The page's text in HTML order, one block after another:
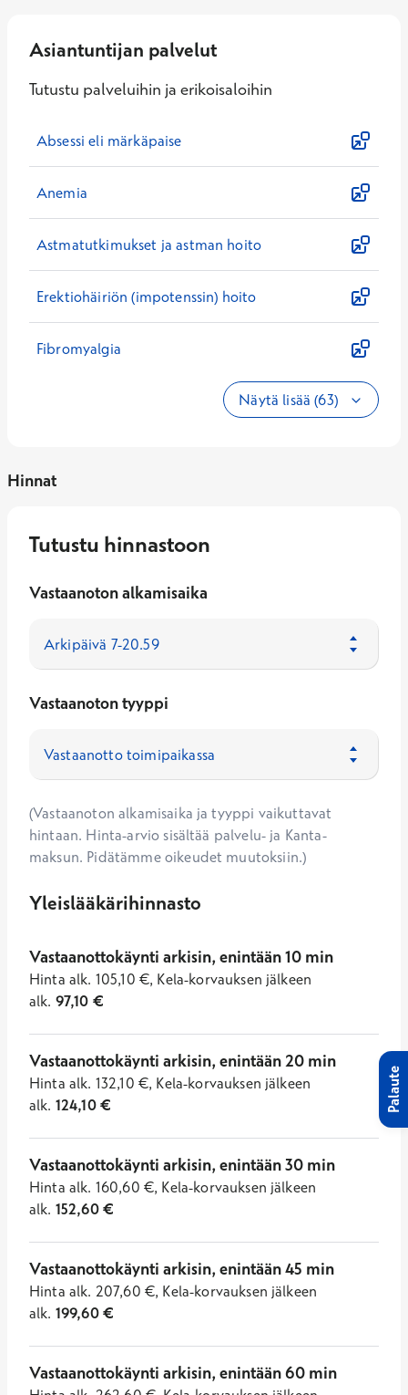
Asiantuntijan palvelut
Tutustu palveluihin ja erikoisaloihin
Absessi eli märkäpaise
Anemia
Astmatutkimukset ja astman hoito
Erektiohäiriön (impotenssin) hoito
Fibromyalgia
Näytä lisää (63)
Hinnat
Tutustu hinnastoon
Vastaanoton alkamisaika
Vastaanoton tyyppi
(Vastaanoton alkamisaika ja tyyppi vaikuttavat
hintaan. Hinta-arvio sisältää palvelu- ja Kanta-
maksun. Pidätämme oikeudet muutoksiin.)
Yleislääkärihinnasto
Vastaanottokäynti arkisin, enintään 10 min
Hinta alk. 105,10 €, Kela-korvauksen jälkeen
alk. 97,10 €
Vastaanottokäynti arkisin, enintään 20 min
Hinta alk. 132,10 €, Kela-korvauksen jälkeen
alk. 124,10€
Vastaanottokäynti arkisin, enintään 30 min
Hinta alk. 160,60 €, Kela-korvauksen jälkeen
alk. 152,60€
Vastaanottokäynti arkisin, enintään 45 min
Hinta alk. 207,60 €, Kela-korvauksen jälkeen
alk. 199,60€
Vastaanottokäynti arkisin, enintään 60 min
Palaute